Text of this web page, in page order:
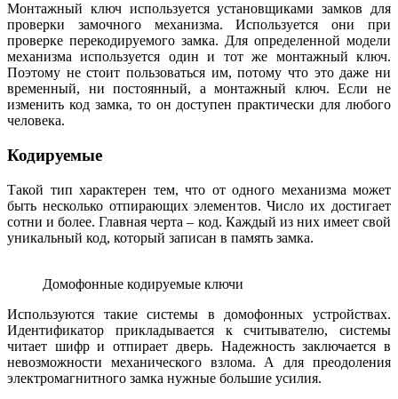
Монтажный ключ используется установщиками замков для
проверки замочного механизма. Используется они при
проверке перекодируемого замка. Для определенной модели
механизма используется один и тот же монтажный ключ.
Поэтому не стоит пользоваться им, потому что это даже ни
временный, ни постоянный, а монтажный ключ. Если не
изменить код замка, то он доступен практически для любого
человека.
Кодируемые
Такой тип характерен тем, что от одного механизма может
быть несколько отпирающих элементов. Число их достигает
сотни и более. Главная черта – код. Каждый из них имеет свой
уникальный код, который записан в память замка.
Домофонные кодируемые ключи
Используются такие системы в домофонных устройствах.
Идентификатор прикладывается к считывателю, системы
читает шифр и отпирает дверь. Надежность заключается в
невозможности механического взлома. А для преодоления
электромагнитного замка нужные большие усилия.